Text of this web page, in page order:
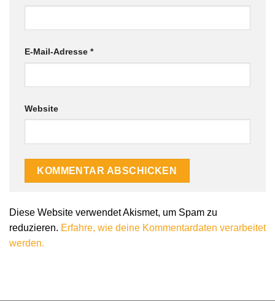
E-Mail-Adresse *
Website
Diese Website verwendet Akismet, um Spam zu
reduzieren. Erfahre, wie deine Kommentardaten verarbeitet
werden.